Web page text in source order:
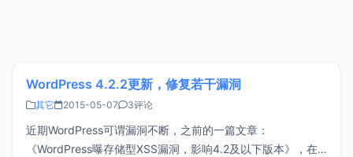
WordPress 4.2.2更新，修复若干漏洞
其它 2015-05-07 3评论
近期WordPress可谓漏洞不断，之前的一篇文章：
《WordPress曝存储型XSS漏洞，影响4.2及以下版本》，在